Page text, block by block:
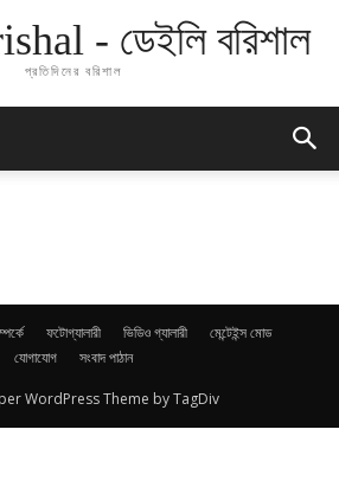
- ডেইলি বরিশাল
প্রতিদিনের বরিশাল
ফটোগ্যালারী ভিডিও গ্যালারী
মেন্টেইন্স মোড
যোগাযোগ
সংবাদ পাঠান
WordPress Theme by TagDiv